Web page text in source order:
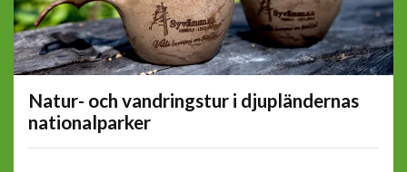
Natur- och vandringstur i djupländernas
nationalparker